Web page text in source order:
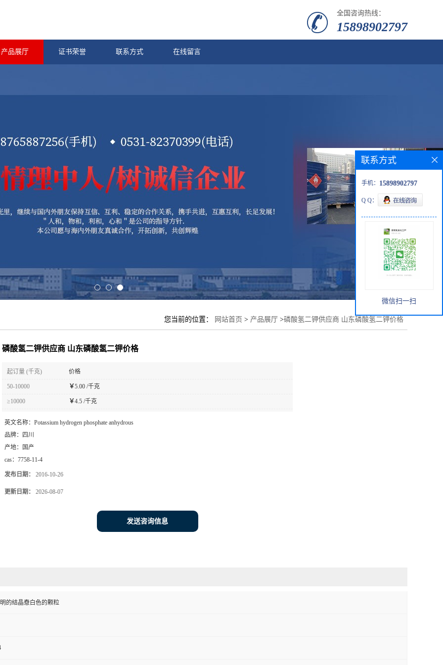
全国咨询热线：
15898902797
产品展厅 证书荣誉 联系方式 在线留言
您当前的位置： 网站首页 > 产品展厅 >磷酸氢二钾供应商 山东磷酸氢二钾价格
磷酸氢二钾供应商 山东磷酸氢二钾价格
起订量 (千克) 价格
50-10000 ￥5.00 /千克
≥10000 ￥4.5 /千克
英文名称： Potassium hydrogen phosphate anhydrous
品牌：
四川
产地：
国产
cas： 7758-11-4
发布日期： 2016-10-26
更新日期： 2026-08-07
发送咨询信息
的结晶憃白色的颗粒
联系方式
手机： 15898902797
Q Q：
微信扫一扫